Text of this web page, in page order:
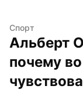
Спорт
Альберт
почему